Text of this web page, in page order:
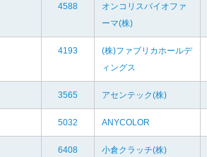
4588
オンコリスバイオファ
ーマ(株)
4193
(株)ファブリカホールデ
ィングス
3565 アセンテック(株)
5032 ANYCOLOR
6408 小倉クラッチ(株)